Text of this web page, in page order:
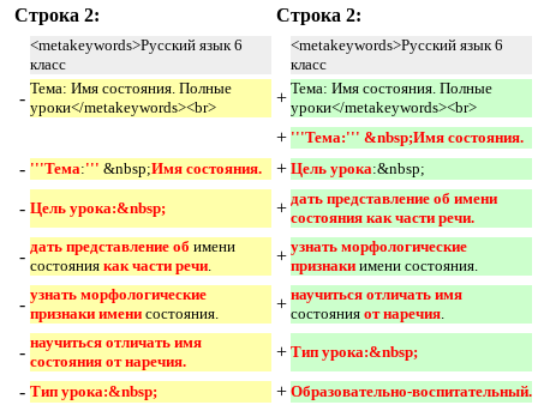
Строка 2:
Строка 2:
<metakeywords>Русский язык 6
класс
<metakeywords>Русский язык 6
класс
- Тема: Имя состояния. Полные
уроки</metakeywords><br>
+ Тема: Имя состояния. Полные
уроки</metakeywords><br>
+ '''Тема:''' &nbsp;Имя состояния.
- '''Тема:''' &nbsp;Имя состояния. + Цель урока:&nbsp;
- Цель урока:&nbsp; + дать представление об имени
состояния как части речи.
- дать представление об имени
состояния как части речи. + узнать морфологические
признаки имени состояния.
- узнать морфологические
признаки имени состояния. + состояния от наречия.
- научиться отличать имя
состояния от наречия.
+ Тип урока:&nbsp;
- Тип урока:&nbsp; +